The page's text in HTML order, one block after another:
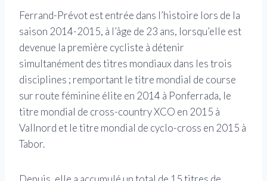
Ferrand-Prévot est entrée dans l’histoire lors de la
saison 2014-2015, à l’âge de 23 ans, lorsqu’elle est
devenue la première cycliste à détenir
simultanément des titres mondiaux dans les trois
disciplines ; remportant le titre mondial de course
sur route féminine élite en 2014 à Ponferrada, le
titre mondial de cross-country XCO en 2015 à
Vallnord et le titre mondial de cyclo-cross en 2015 à
Tabor.